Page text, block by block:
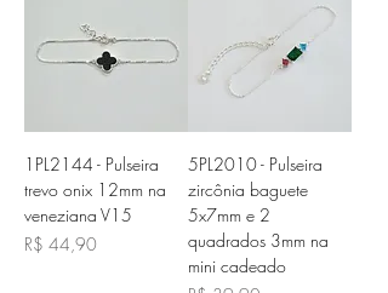
1PL2144 - Pulseira
trevo onix 12mm na
veneziana V15
Preço
R$ 44,90
5PL2010 - Pulseira
zircônia baguete
5x7mm e 2
quadrados 3mm na
mini cadeado